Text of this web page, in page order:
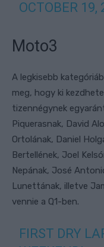
OCTOBER 19,
Moto3
A legkisebb
meg, hogy ki
tizennégynek
Piquerasnak, David
Ortolának, Daniel
Bertellének, Joel
Nepának, José
Lunettának, illetve
vennie a Q1-ben.
FIRST DRY